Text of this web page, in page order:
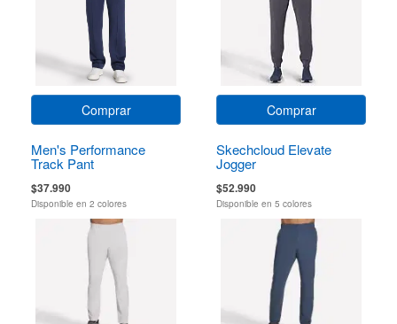
Comprar
Men's Performance
Track Pant
$37.990
Disponible en 2 colores
Comprar
Skechcloud Elevate
Jogger
$52.990
Disponible en 5 colores